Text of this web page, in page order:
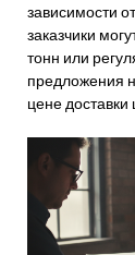
зависимости
заказчики
тонн или
предложения
цене